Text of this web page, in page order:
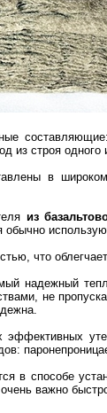
из строя
в
из
обычно
что
надежный
не
в способе
важно